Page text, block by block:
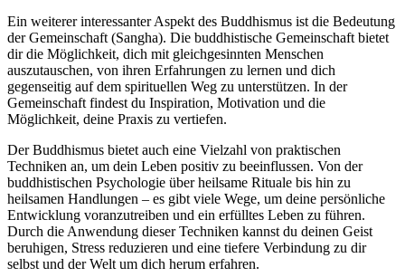
Ein weiterer interessanter Aspekt des Buddhismus ist die Bedeutung
der Gemeinschaft (Sangha). Die buddhistische Gemeinschaft bietet
dir die Möglichkeit, dich mit gleichgesinnten Menschen
auszutauschen, von ihren Erfahrungen zu lernen und dich
gegenseitig auf dem spirituellen Weg zu unterstützen. In der
Gemeinschaft findest du Inspiration, Motivation und die
Möglichkeit, deine Praxis zu vertiefen.
Der Buddhismus bietet auch eine Vielzahl von praktischen
Techniken an, um dein Leben positiv zu beeinflussen. Von der
buddhistischen Psychologie über heilsame Rituale bis hin zu
heilsamen Handlungen – es gibt viele Wege, um deine persönliche
Entwicklung voranzutreiben und ein erfülltes Leben zu führen.
Durch die Anwendung dieser Techniken kannst du deinen Geist
beruhigen, Stress reduzieren und eine tiefere Verbindung zu dir
selbst und der Welt um dich herum erfahren.